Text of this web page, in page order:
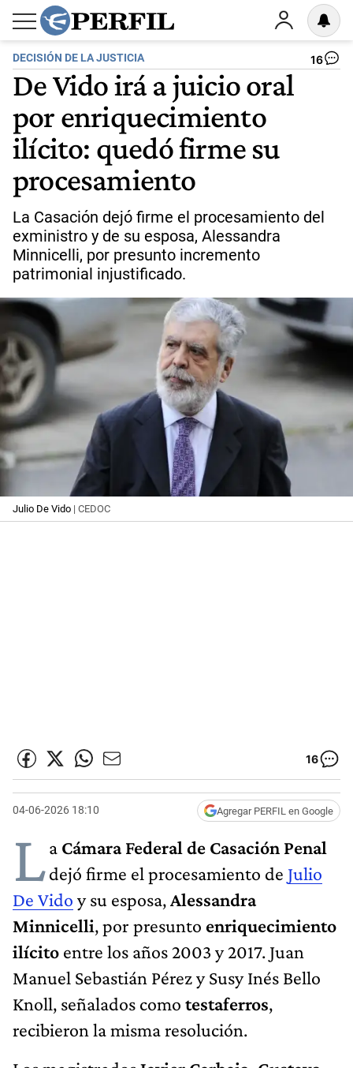
DECISIÓN DE LA JUSTICIA 16
De Vido irá a juicio oral
por enriquecimiento
ilícito: quedó firme su
procesamiento
La Casación dejó firme el procesamiento del
exministro y de su esposa, Alessandra
Minnicelli, por presunto incremento
patrimonial injustificado.
Julio De Vido | CEDOC
16
04-06-2026 18:10 Agregar PERFIL en Google
La Cámara Federal de Casación Penal
dejó firme el procesamiento de Julio
De Vido y su esposa,Alessandra
Minnicelli, por presunto enriquecimiento
ilícito entre los años 2003 y 2017. Juan
Manuel Sebastián Pérez y Susy Inés Bello
Knoll, señalados como testaferros,
recibieron la misma resolución.